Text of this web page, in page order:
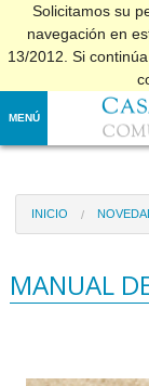
Solicitamos su
navegación en
13/2012. Si
MENÚ
INICIO
MANUAL